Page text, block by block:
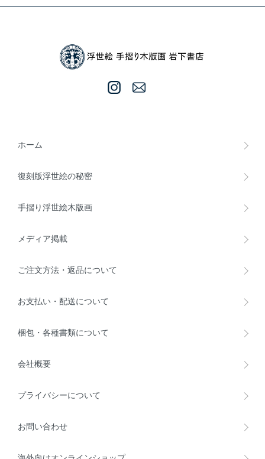
ホーム
復刻版浮世絵の秘密
手摺り浮世絵木版画
メディア掲載
ご注文方法・返品について
お支払い・配送について
梱包・各種書類について
会社概要
プライバシーについて
お問い合わせ